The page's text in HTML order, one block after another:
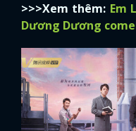
>>>Xem thêm: Em
Dương Dương